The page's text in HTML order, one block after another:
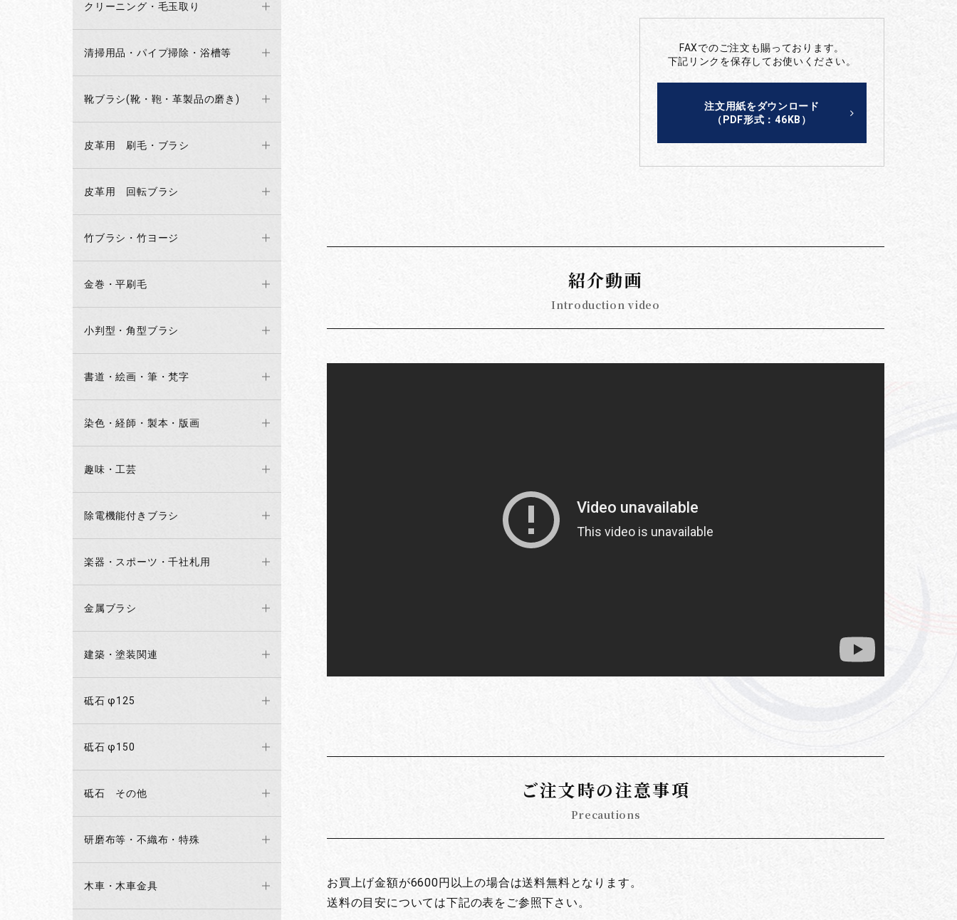
クリーニング・毛玉取り
清掃用品・パイプ掃除・浴槽等
靴ブラシ(靴・鞄・革製品の磨き)
皮革用 刷毛・ブラシ
皮革用 回転ブラシ
竹ブラシ・竹ヨージ
金巻・平刷毛
小判型・角型ブラシ
書道・絵画・筆・梵字
染色・経師・製本・版画
趣味・工芸
除電機能付きブラシ
楽器・スポーツ・千社札用
金属ブラシ
建築・塗装関連
砥石 φ125
砥石 φ150
砥石 その他
研磨布等・不織布・特殊
木車・木車金具
FAXでのご注文も賜っております。
下記リンクを保存してお使いください。
注文用紙をダウンロード
（PDF形式：46KB）
紹介動画
Introduction video
ご注文時の注意事項
Precautions
お買上げ金額が6600円以上の場合は送料無料となります。
送料の目安については下記の表をご参照下さい。